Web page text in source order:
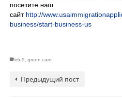
посетите наш
сайт http://
business/start-business-us
eb-5 green card
Предыдущий пост